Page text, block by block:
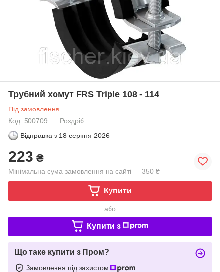
Трубний хомут FRS Triple 108 - 114
Під замовлення
Код: 500709
Роздріб
Відправка з 18 серпня 2026
223 ₴
Мінімальна сума замовлення на сайті — 350 ₴
Купити
або
Купити з
Що таке купити з Пром?
Замовлення під захистом